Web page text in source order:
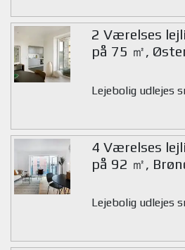
2 Værelses
på 75 ㎡,
Lejebolig udlejes
4 Værelses
på 92 ㎡,
Lejebolig udlejes